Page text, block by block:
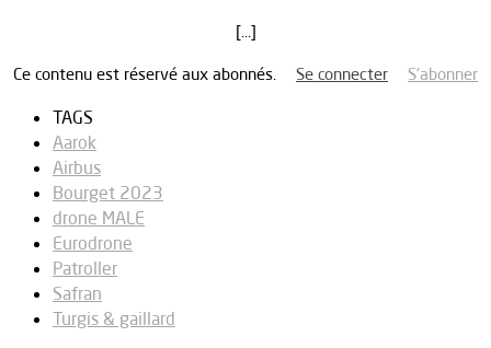
[…]
Ce contenu est réservé aux abonnés. Se connecter S’abonner
TAGS
Aarok
Airbus
Bourget 2023
drone MALE
Eurodrone
Patroller
Safran
Turgis & gaillard